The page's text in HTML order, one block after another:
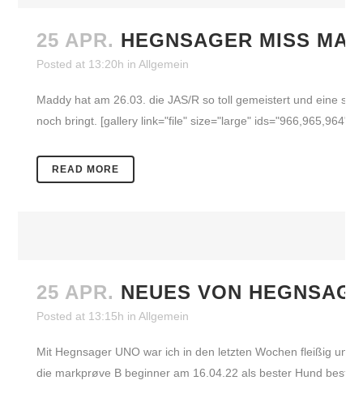
25 APR. HEGNSAGER MISS
Posted at 13:20h inAllgemein
Maddy hat am 26.03. die JAS/R so toll gemeistert und eine
noch bringt. [gallery link="file" size="large" ids="966,965,964"]
READ MORE
25 APR. NEUES VON
Posted at 13:15h inAllgemein
Mit Hegnsager UNO war ich in den letzten Wochen fleißig
die markprøve B beginner am 16.04.22 als bester Hund